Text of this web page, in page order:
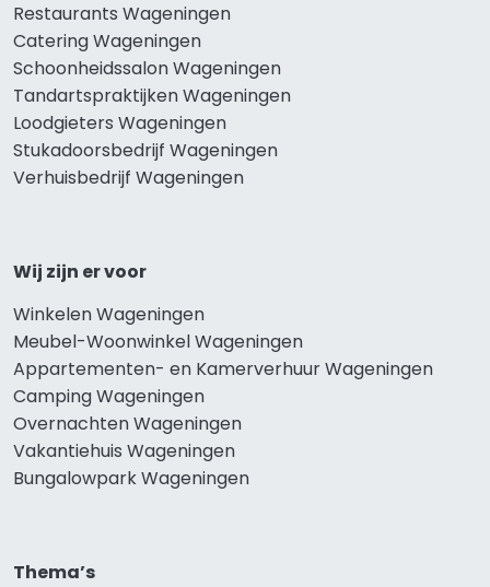
Restaurants Wageningen
Catering Wageningen
Schoonheidssalon Wageningen
Tandartspraktijken Wageningen
Loodgieters Wageningen
Stukadoorsbedrijf Wageningen
Verhuisbedrijf Wageningen
Wij zijn er voor
Winkelen Wageningen
Meubel-Woonwinkel Wageningen
Appartementen- en Kamerverhuur Wageningen
Camping Wageningen
Overnachten Wageningen
Vakantiehuis Wageningen
Bungalowpark Wageningen
Thema’s